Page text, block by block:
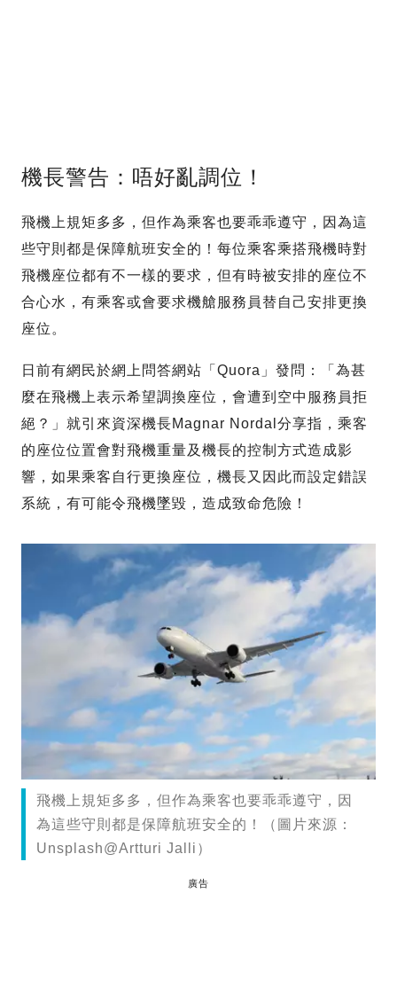
機長警告：唔好亂調位！
飛機上規矩多多，但作為乘客也要乖乖遵守，因為這
些守則都是保障航班安全的！每位乘客乘搭飛機時對
飛機座位都有不一樣的要求，但有時被安排的座位不
合心水，有乘客或會要求機艙服務員替自己安排更換
座位。
日前有網民於網上問答網站「Quora」發問：「為甚
麼在飛機上表示希望調換座位，會遭到空中服務員拒
絕？」就引來資深機長Magnar Nordal分享指，乘客
的座位位置會對飛機重量及機長的控制方式造成影
響，如果乘客自行更換座位，機長又因此而設定錯誤
系統，有可能令飛機墜毀，造成致命危險！
飛機上規矩多多，但作為乘客也要乖乖遵守，因
為這些守則都是保障航班安全的！（圖片來源：
Unsplash@Artturi Jalli）
廣告